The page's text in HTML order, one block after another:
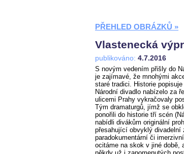
PŘEHLED OBRÁZKŮ »
Vlastenecká
publikováno: 4.7.2016
S novým vedením přišly do
je zajímavé, že mnohými
staré tradici. Historie
Národní divadlo nabízelo za
ulicemi Prahy vykračovaly
Tým dramaturgů, jímž se
ponořili do historie tří scén
nabídli divákům originální
přesahující obvyklý divadelní
paradokumentární či
ocitáme na skok v jiné době,